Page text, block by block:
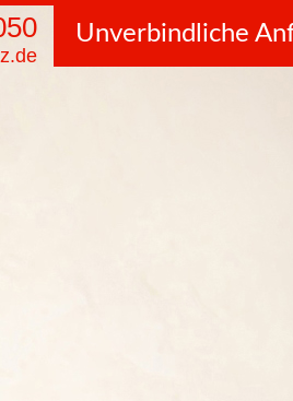
Unverbindliche